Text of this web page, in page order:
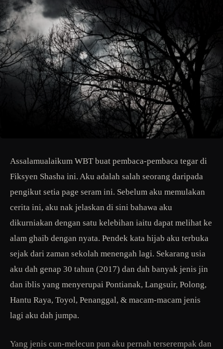
Assalamualaikum WBT buat pembaca-pembaca tegar di
Fiksyen Shasha ini. Aku adalah salah seorang daripada
pengikut setia page seram ini. Sebelum aku memulakan
cerita ini, aku nak jelaskan di sini bahawa aku
dikurniakan dengan satu kelebihan iaitu dapat melihat ke
alam ghaib dengan nyata. Pendek kata hijab aku terbuka
sejak dari zaman sekolah menengah lagi. Sekarang usia
aku dah genap 30 tahun (2017) dan dah banyak jenis jin
dan iblis yang menyerupai Pontianak, Langsuir, Polong,
Hantu Raya, Toyol, Penanggal, & macam-macam jenis
lagi aku dah jumpa.
Yang jenis cun-melecun pun aku pernah terserempak dan